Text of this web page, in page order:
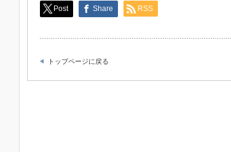
Post Share RSS
トップページに戻る